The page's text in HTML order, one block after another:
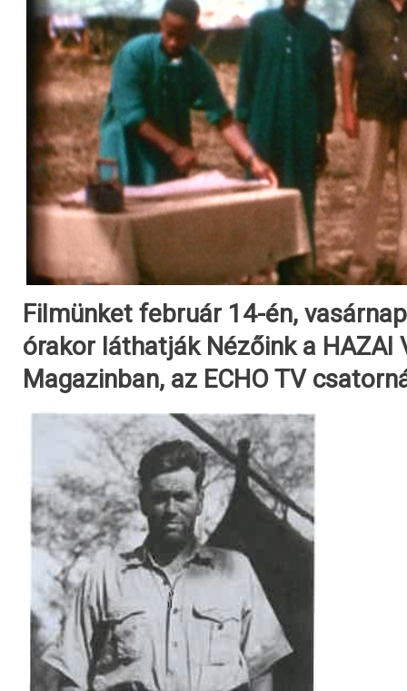
Filmünket február 14-én,
órakor láthatják Nézőink a HAZAI
Magazinban, az ECHO TV